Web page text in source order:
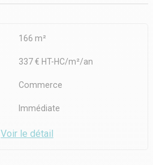
166 m²
337 € HT-HC/m²/an
Commerce
Immédiate
Voir le détail